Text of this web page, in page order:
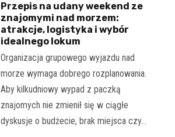
Przepis na udany weekend ze
znajomymi nad morzem:
atrakcje, logistyka i wybór
idealnego lokum
Organizacja grupowego wyjazdu nad
morze wymaga dobrego rozplanowania.
Aby kilkudniowy wypad z paczką
znajomych nie zmienił się w ciągłe
dyskusje o budżecie, brak miejsca czy…